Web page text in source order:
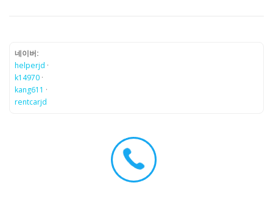
네이버:
helperjd ·
k14970 ·
kang611 ·
rentcarjd